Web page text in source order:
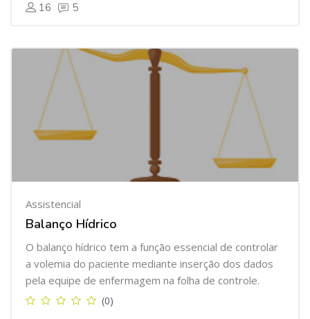
16 5
Assistencial
Balanço Hídrico
O balanço hídrico tem a função essencial de controlar
a volemia do paciente mediante inserção dos dados
pela equipe de enfermagem na folha de controle.
(0)